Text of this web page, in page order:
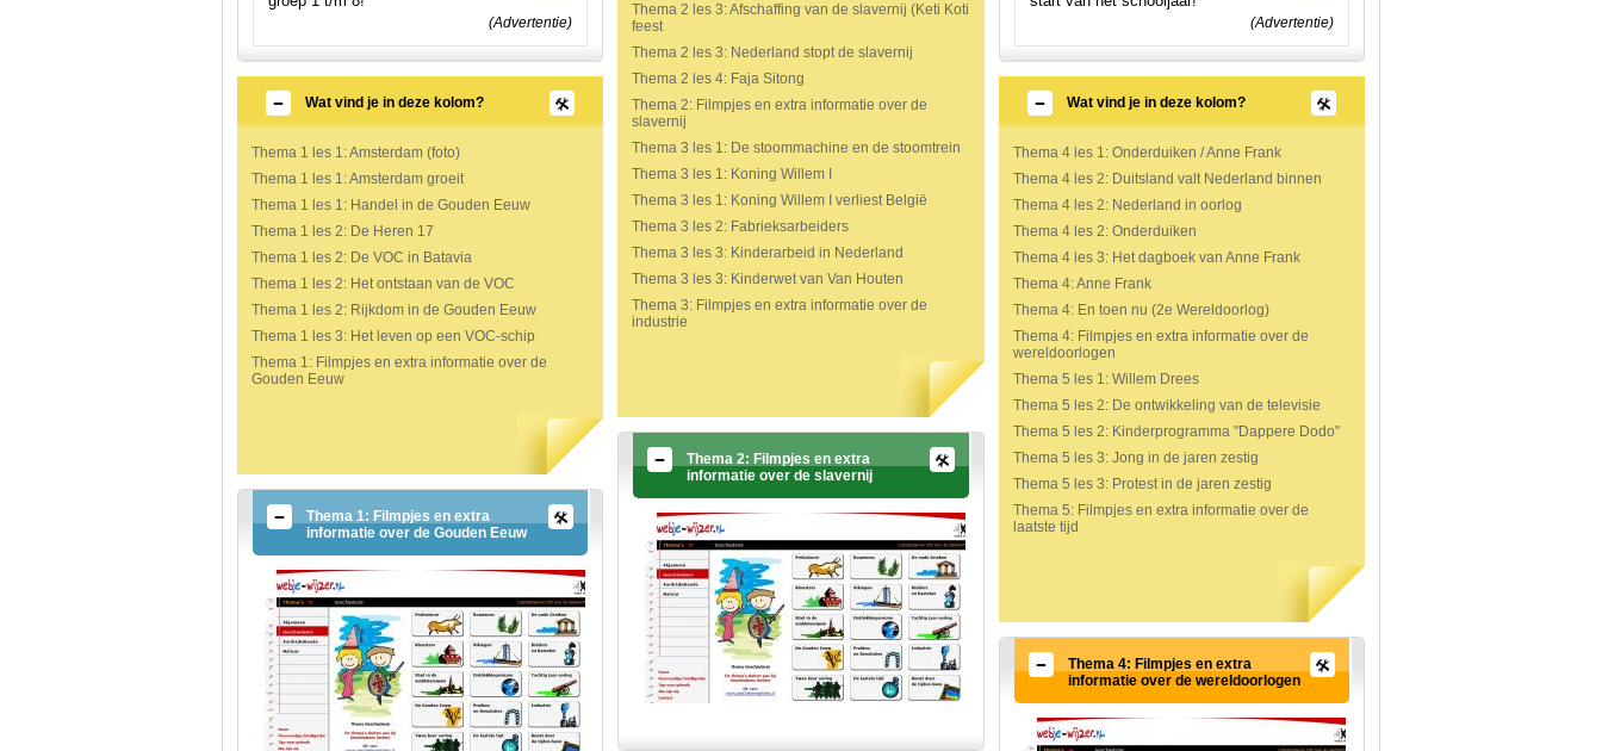
(Advertentie)
Wat vind je in deze kolom?
Thema 1 les 1: Amsterdam (foto)
Thema 1 les 1: Amsterdam groeit
Thema 1 les 1: Handel in de Gouden Eeuw
Thema 1 les 2: De Heren 17
Thema 1 les 2: De VOC in Batavia
Thema 1 les 2: Het ontstaan van de VOC
Thema 1 les 2: Rijkdom in de Gouden Eeuw
Thema 1 les 3: Het leven op een VOC-schip
Thema 1: Filmpjes en extra informatie over de
Gouden Eeuw
Thema 1: Filmpjes en extra
informatie over de Gouden Eeuw
Thema 2 les 3: Afschaffing van de slavernij (Keti Koti
feest
Thema 2 les 3: Nederland stopt de slavernij
Thema 2 les 4: Faja Sitong
Thema 2: Filmpjes en extra informatie over de
slavernij
Thema 3 les 1: De stoommachine en de stoomtrein
Thema 3 les 1: Koning Willem I
Thema 3 les 1: Koning Willem I verliest België
Thema 3 les 2: Fabrieksarbeiders
Thema 3 les 3: Kinderarbeid in Nederland
Thema 3 les 3: Kinderwet van Van Houten
Thema 3: Filmpjes en extra informatie over de
industrie
Thema 2: Filmpjes en extra
informatie over de slavernij
(Advertentie)
Wat vind je in deze kolom?
Thema 4 les 1: Onderduiken / Anne Frank
Thema 4 les 2: Duitsland valt Nederland binnen
Thema 4 les 2: Nederland in oorlog
Thema 4 les 2: Onderduiken
Thema 4 les 3: Het dagboek van Anne Frank
Thema 4: Anne Frank
Thema 4: En toen nu (2e Wereldoorlog)
Thema 4: Filmpjes en extra informatie over de
wereldoorlogen
Thema 5 les 1: Willem Drees
Thema 5 les 2: De ontwikkeling van de televisie
Thema 5 les 2: Kinderprogramma "Dappere Dodo"
Thema 5 les 3: Jong in de jaren zestig
Thema 5 les 3: Protest in de jaren zestig
Thema 5: Filmpjes en extra informatie over de
laatste tijd
Thema 4: Filmpjes en extra
informatie over de wereldoorlogen